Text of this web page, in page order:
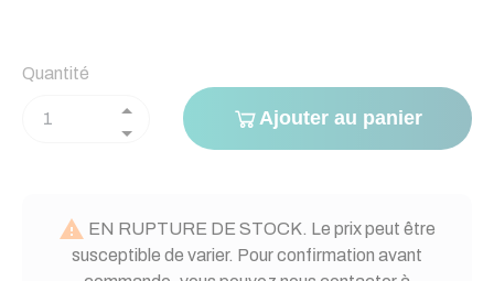
Quantité
Ajouter au panier
 EN RUPTURE DE STOCK. Le prix peut être
susceptible de varier. Pour confirmation avant